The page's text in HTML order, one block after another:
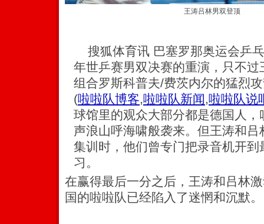
王涛吕林男双登顶
搜狐体育讯 巴塞罗那奥运会乒
年世乒赛男双决赛的重演，只不
组合罗斯科普夫/费茨内尔的猛烈
(啦啦队博客,啦啦队新闻,啦啦队说
球馆里的观众大部分都是德国人
声浪山呼海啸般袭来。但王涛和
集训时，他们曾专门把录音机开
习。
在赢得最后一分之后，王涛和吕林
国的啦啦队已经陷入了迷惘和沉默。